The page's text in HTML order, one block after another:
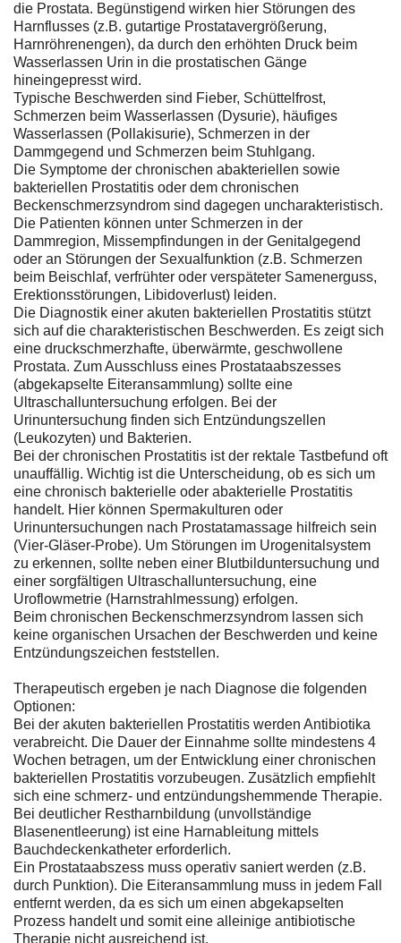
die Prostata. Begünstigend wirken hier Störungen des
Harnflusses (z.B. gutartige Prostatavergrößerung,
Harnröhrenengen), da durch den erhöhten Druck beim
Wasserlassen Urin in die prostatischen Gänge
hineingepresst wird.
Typische Beschwerden sind Fieber, Schüttelfrost,
Schmerzen beim Wasserlassen (Dysurie), häufiges
Wasserlassen (Pollakisurie), Schmerzen in der
Dammgegend und Schmerzen beim Stuhlgang.
Die Symptome der chronischen abakteriellen sowie
bakteriellen Prostatitis oder dem chronischen
Beckenschmerzsyndrom sind dagegen uncharakteristisch.
Die Patienten können unter Schmerzen in der
Dammregion, Missempfindungen in der Genitalgegend
oder an Störungen der Sexualfunktion (z.B. Schmerzen
beim Beischlaf, verfrühter oder verspäteter Samenerguss,
Erektionsstörungen, Libidoverlust) leiden.
Die Diagnostik einer akuten bakteriellen Prostatitis stützt
sich auf die charakteristischen Beschwerden. Es zeigt sich
eine druckschmerzhafte, überwärmte, geschwollene
Prostata. Zum Ausschluss eines Prostataabszesses
(abgekapselte Eiteransammlung) sollte eine
Ultraschalluntersuchung erfolgen. Bei der
Urinuntersuchung finden sich Entzündungszellen
(Leukozyten) und Bakterien.
Bei der chronischen Prostatitis ist der rektale Tastbefund oft
unauffällig. Wichtig ist die Unterscheidung, ob es sich um
eine chronisch bakterielle oder abakterielle Prostatitis
handelt. Hier können Spermakulturen oder
Urinuntersuchungen nach Prostatamassage hilfreich sein
(Vier-Gläser-Probe). Um Störungen im Urogenitalsystem
zu erkennen, sollte neben einer Blutbilduntersuchung und
einer sorgfältigen Ultraschalluntersuchung, eine
Uroflowmetrie (Harnstrahlmessung) erfolgen.
Beim chronischen Beckenschmerzsyndrom lassen sich
keine organischen Ursachen der Beschwerden und keine
Entzündungszeichen feststellen.
Therapeutisch ergeben je nach Diagnose die folgenden
Optionen:
Bei der akuten bakteriellen Prostatitis werden Antibiotika
verabreicht. Die Dauer der Einnahme sollte mindestens 4
Wochen betragen, um der Entwicklung einer chronischen
bakteriellen Prostatitis vorzubeugen. Zusätzlich empfiehlt
sich eine schmerz- und entzündungshemmende Therapie.
Bei deutlicher Restharnbildung (unvollständige
Blasenentleerung) ist eine Harnableitung mittels
Bauchdeckenkatheter erforderlich.
Ein Prostataabszess muss operativ saniert werden (z.B.
durch Punktion). Die Eiteransammlung muss in jedem Fall
entfernt werden, da es sich um einen abgekapselten
Prozess handelt und somit eine alleinige antibiotische
Therapie nicht ausreichend ist.